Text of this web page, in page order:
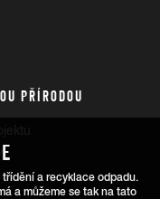
PŘÍRODOU
a recyklace odpadu.
a můžeme se tak na tato